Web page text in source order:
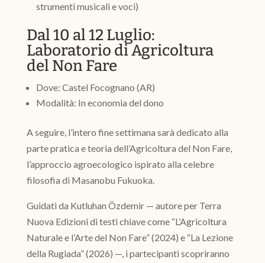
strumenti musicali e voci)
Dal 10 al 12 Luglio:
Laboratorio di Agricoltura
del Non Fare
Dove: Castel Focognano (AR)
Modalità: In economia del dono
A seguire, l’intero fine settimana sarà dedicato alla
parte pratica e teoria dell’Agricoltura del Non Fare,
l’approccio agroecologico ispirato alla celebre
filosofia di Masanobu Fukuoka.
Guidati da Kutluhan Özdemir — autore per Terra
Nuova Edizioni di testi chiave come “L’Agricoltura
Naturale e l’Arte del Non Fare” (2024) e “La Lezione
della Rugiada” (2026) —, i partecipanti scopriranno